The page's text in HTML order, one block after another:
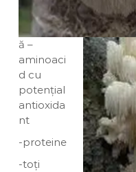
ă –
aminoaci
d cu
potențial
antioxida
nt
-proteine
-toți